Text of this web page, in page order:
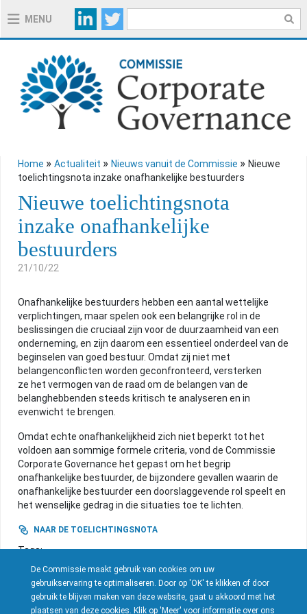
De Commissie maakt gebruik van cookies om uw
gebruikservaring te optimaliseren. Door op 'OK' te klikken of door
gebruik te blijven maken van deze website, gaat u akkoord met het
plaatsen van deze cookies. Klik op 'Meer' voor informatie over ons
MENU
Home » Actualiteit » Nieuws vanuit de Commissie » Nieuwe
toelichtingsnota inzake onafhankelijke bestuurders
Nieuwe toelichtingsnota
inzake onafhankelijke
bestuurders
21/10/22
Onafhankelijke bestuurders hebben een aantal wettelijke
verplichtingen, maar spelen ook een belangrijke rol in de
beslissingen die cruciaal zijn voor de duurzaamheid van een
onderneming, en zijn daarom een essentieel onderdeel van de
beginselen van goed bestuur. Omdat zij niet met
belangenconflicten worden geconfronteerd, versterken
ze het vermogen van de raad om de belangen van de
belanghebbenden steeds kritisch te analyseren en in
evenwicht te brengen.
Omdat echte onafhankelijkheid zich niet beperkt tot het
voldoen aan sommige formele criteria, vond de Commissie
Corporate Governance het gepast om het begrip
onafhankelijke bestuurder, de bijzondere gevallen waarin de
onafhankelijke bestuurder een doorslaggevende rol speelt en
het wenselijke gedrag in die situaties toe te lichten.
NAAR DE TOELICHTINGSNOTA
Tags:
TOELICHTINGSNOTA ONAFHANKELIJKHEID
OVER DE COMMISSIE
OVER DE CODE 2020
TOELICHTINGSNOTA'S CODE 2020
HANDIGE INSTRUMENTEN
REGELGEVING
NIEUWS VANUIT DE COMMISSIE
INTERESSANTE ONTWIKKELINGEN
NUTTIGE INFO
HOME
CONTACT